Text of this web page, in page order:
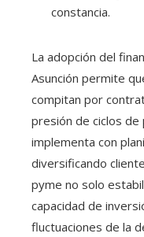
constancia.
La adopción del
Asunción permite
compitan por
presión de ciclos de
implementa con
diversificando
pyme no solo
capacidad de
fluctuaciones de la